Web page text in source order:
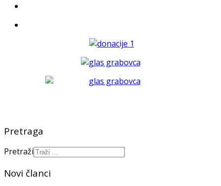
Pretraga
Pretraži
Novi članci